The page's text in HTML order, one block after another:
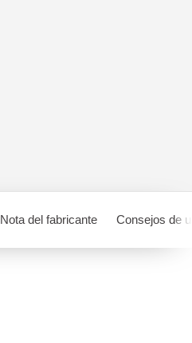
Nota del fabricante Consejos de